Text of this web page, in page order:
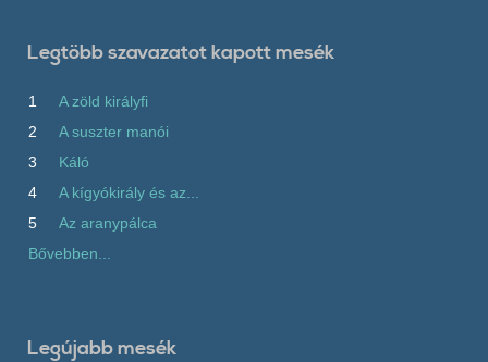
Legtöbb szavazatot kapott mesék
1
A zöld királyfi
2
A suszter manói
3
Káló
4
A kígyókirály és az...
5
Az aranypálca
Bővebben...
Legújabb mesék